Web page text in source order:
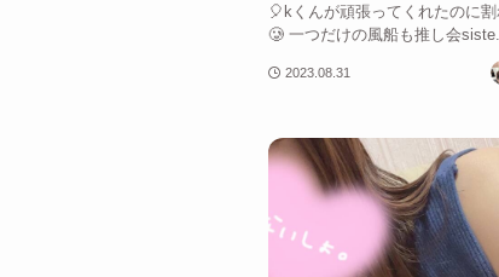
🎈kくんが頑張ってくれたのに
🥲 一つだけの風船も推し会
2023.08.31